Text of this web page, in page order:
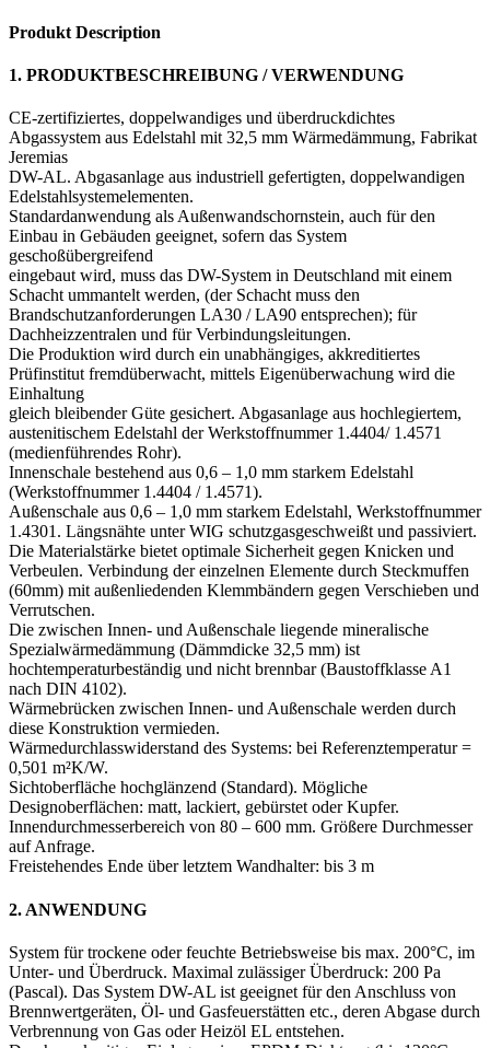
Produkt Description
1. PRODUKTBESCHREIBUNG / VERWENDUNG
CE-zertifiziertes, doppelwandiges und überdruckdichtes
Abgassystem aus Edelstahl mit 32,5 mm Wärmedämmung, Fabrikat
Jeremias
DW-AL. Abgasanlage aus industriell gefertigten, doppelwandigen
Edelstahlsystemelementen.
Standardanwendung als Außenwandschornstein, auch für den
Einbau in Gebäuden geeignet, sofern das System
geschoßübergreifend
eingebaut wird, muss das DW-System in Deutschland mit einem
Schacht ummantelt werden, (der Schacht muss den
Brandschutzanforderungen LA30 / LA90 entsprechen); für
Dachheizzentralen und für Verbindungsleitungen.
Die Produktion wird durch ein unabhängiges, akkreditiertes
Prüfinstitut fremdüberwacht, mittels Eigenüberwachung wird die
Einhaltung
gleich bleibender Güte gesichert. Abgasanlage aus hochlegiertem,
austenitischem Edelstahl der Werkstoffnummer 1.4404/ 1.4571
(medienführendes Rohr).
Innenschale bestehend aus 0,6 – 1,0 mm starkem Edelstahl
(Werkstoffnummer 1.4404 / 1.4571).
Außenschale aus 0,6 – 1,0 mm starkem Edelstahl, Werkstoffnummer
1.4301. Längsnähte unter WIG schutzgasgeschweißt und passiviert.
Die Materialstärke bietet optimale Sicherheit gegen Knicken und
Verbeulen. Verbindung der einzelnen Elemente durch Steckmuffen
(60mm) mit außenliedenden Klemmbändern gegen Verschieben und
Verrutschen.
Die zwischen Innen- und Außenschale liegende mineralische
Spezialwärmedämmung (Dämmdicke 32,5 mm) ist
hochtemperaturbeständig und nicht brennbar (Baustoffklasse A1
nach DIN 4102).
Wärmebrücken zwischen Innen- und Außenschale werden durch
diese Konstruktion vermieden.
Wärmedurchlasswiderstand des Systems: bei Referenztemperatur =
0,501 m²K/W.
Sichtoberfläche hochglänzend (Standard). Mögliche
Designoberflächen: matt, lackiert, gebürstet oder Kupfer.
Innendurchmesserbereich von 80 – 600 mm. Größere Durchmesser
auf Anfrage.
Freistehendes Ende über letztem Wandhalter: bis 3 m
2. ANWENDUNG
System für trockene oder feuchte Betriebsweise bis max. 200°C, im
Unter- und Überdruck. Maximal zulässiger Überdruck: 200 Pa
(Pascal). Das System DW-AL ist geeignet für den Anschluss von
Brennwertgeräten, Öl- und Gasfeuerstätten etc., deren Abgase durch
Verbrennung von Gas oder Heizöl EL entstehen.